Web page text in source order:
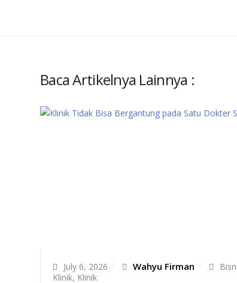
Baca Artikelnya Lainnya :
July 6, 2026 Wahyu Firman
Klinik, Klinik